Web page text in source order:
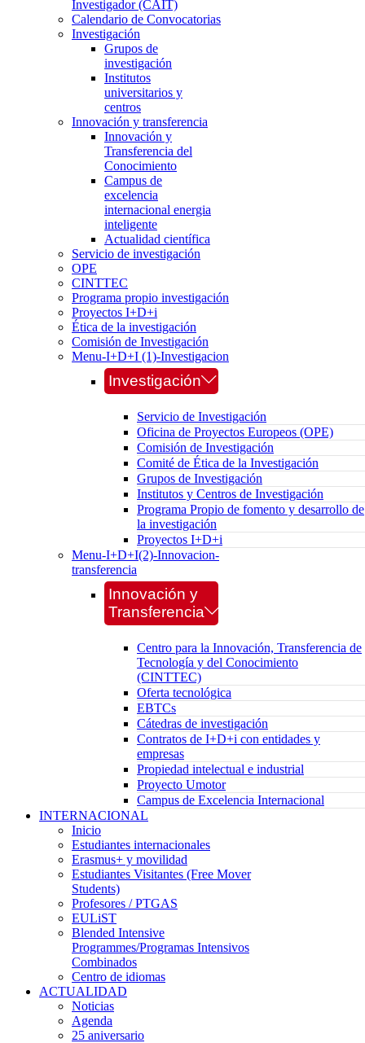
Investigador (CAIT)
Calendario de Convocatorias
Investigación
Grupos de
investigación
Institutos
universitarios y
centros
Innovación y transferencia
Innovación y
Transferencia del
Conocimiento
Campus de
excelencia
internacional energia
inteligente
Actualidad científica
Servicio de investigación
OPE
CINTTEC
Programa propio investigación
Proyectos I+D+i
Ética de la investigación
Comisión de Investigación
Menu-I+D+I (1)-Investigacion
Investigación
Servicio de Investigación
Oficina de Proyectos Europeos (OPE)
Comisión de Investigación
Comité de Ética de la Investigación
Grupos de Investigación
Institutos y Centros de Investigación
Programa Propio de fomento y desarrollo de
la investigación
Proyectos I+D+i
Menu-I+D+I(2)-Innovacion-
transferencia
Innovación y
Transferencia
Centro para la Innovación, Transferencia de
Tecnología y del Conocimiento
(CINTTEC)
Oferta tecnológica
EBTCs
Cátedras de investigación
Contratos de I+D+i con entidades y
empresas
Propiedad intelectual e industrial
Proyecto Umotor
Campus de Excelencia Internacional
INTERNACIONAL
Inicio
Estudiantes internacionales
Erasmus+ y movilidad
Estudiantes Visitantes (Free Mover
Students)
Profesores / PTGAS
EULiST
Blended Intensive
Programmes/Programas Intensivos
Combinados
Centro de idiomas
ACTUALIDAD
Noticias
Agenda
25 aniversario